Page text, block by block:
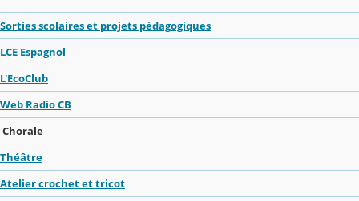
Sorties scolaires et projets pédagogiques
LCE Espagnol
L'EcoClub
Web Radio CB
Chorale
Théâtre
Atelier crochet et tricot